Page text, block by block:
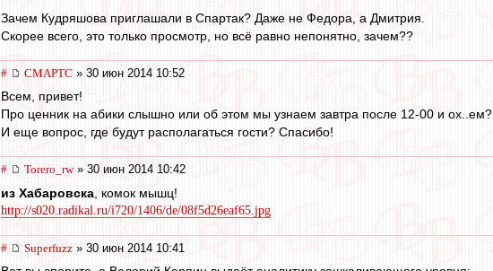
Зачем Кудряшова приглашали в Спартак? Даже не Федора, а Дмитрия.
Скорее всего, это только просмотр, но всё равно непонятно, зачем??
# СМАРТС » 30 июн 2014 10:52
Всем, привет!
Про ценник на абики слышно или об этом мы узнаем завтра после 12-00 и ох..ем?
И еще вопрос, где будут располагаться гости? Спасибо!
# Torero_rw» 30 июн 2014 10:42
из Хабаровска , комок мышц!
http://s020.radikal.ru/i720/1406/de/08f5d26eaf65.jpg
# Superfuzz » 30 июн 2014 10:41